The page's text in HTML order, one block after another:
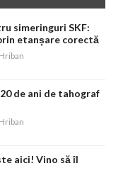
simeringuri SKF:
etanșare corectă
de ani de tahograf
aici! Vino să îl